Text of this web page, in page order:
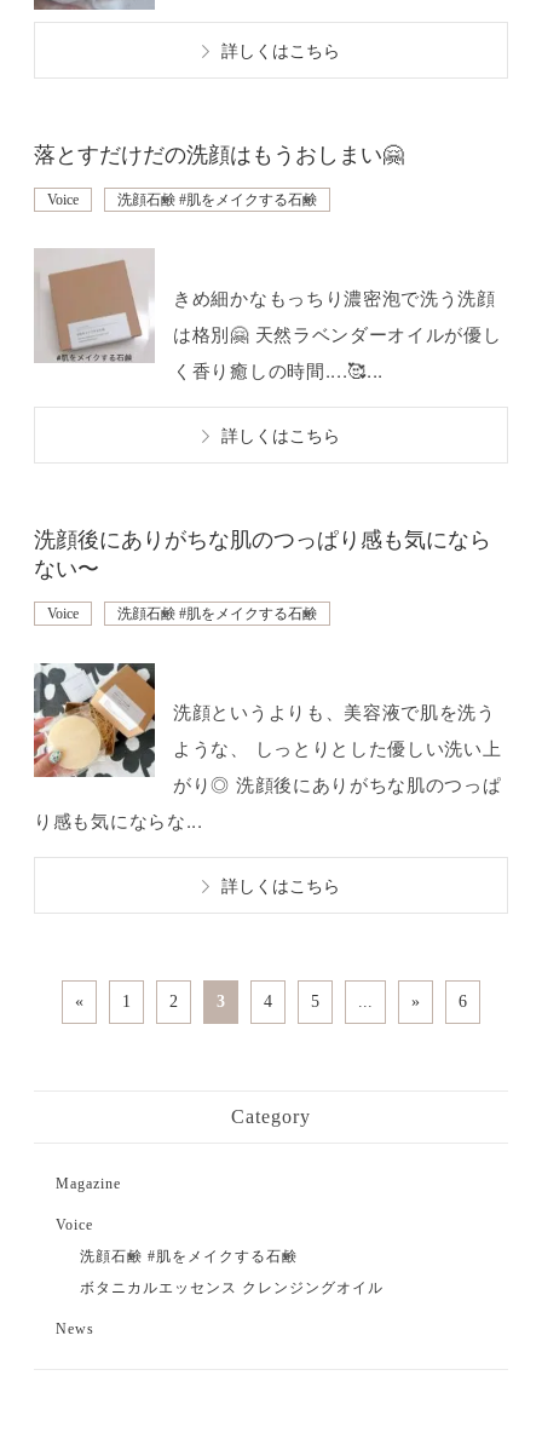
詳しくはこちら
落とすだけだの洗顔はもうおしまい🤗
Voice 洗顔石鹸 #肌をメイクする石鹸
きめ細かなもっちり濃密泡で洗う洗顔
は格別🤗 天然ラベンダーオイルが優し
く香り癒しの時間....🥰...
詳しくはこちら
洗顔後にありがちな肌のつっぱり感も気になら
ない〜
Voice 洗顔石鹸 #肌をメイクする石鹸
洗顔というよりも、美容液で肌を洗う
ような、 しっとりとした優しい洗い上
がり◎ 洗顔後にありがちな肌のつっぱ
り感も気にならな...
詳しくはこちら
« 1 2 3 4 5 ... » 6
Category
Magazine
Voice
洗顔石鹸 #肌をメイクする石鹸
ボタニカルエッセンス クレンジングオイル
News